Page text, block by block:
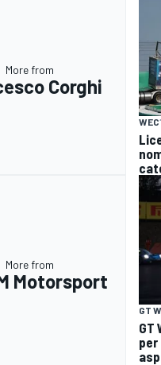
More from
Corghi
WEC
More from
Motorsport
GT
GT
per